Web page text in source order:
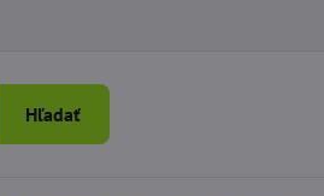
Hľadať